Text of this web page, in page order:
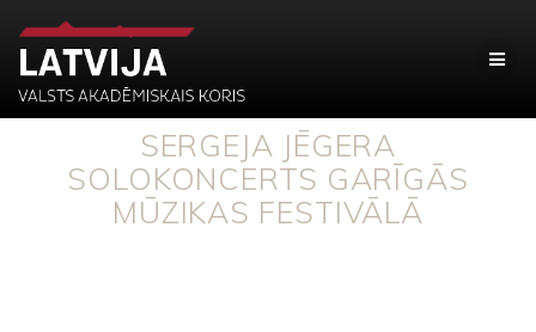
SERGEJA JĒGERA
SOLOKONCERTS GARĪGĀS
MŪZIKAS FESTIVĀLĀ